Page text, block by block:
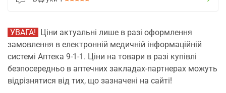
УВАГА! Ціни актуальні лише в разі оформлення
замовлення в електронній медичній інформаційній
системі Аптека 9-1-1. Ціни на товари в разі купівлі
безпосередньо в аптечних закладах-партнерах можуть
відрізнятися від тих, що зазначені на сайті!